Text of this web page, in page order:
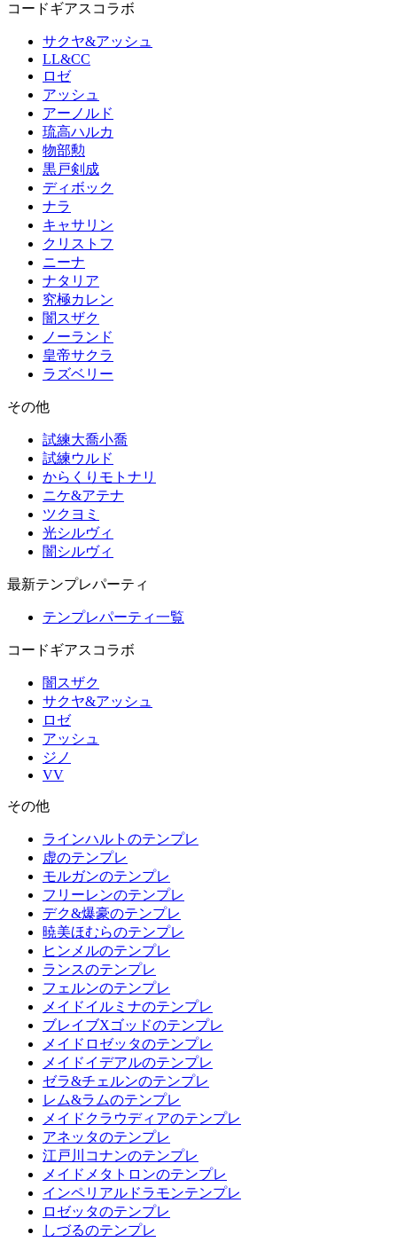
コードギアスコラボ
サクヤ&アッシュ
LL&CC
ロゼ
アッシュ
アーノルド
琉高ハルカ
物部勲
黒戸剣成
ディボック
ナラ
キャサリン
クリストフ
ニーナ
ナタリア
究極カレン
闇スザク
ノーランド
皇帝サクラ
ラズベリー
その他
試練大喬小喬
試練ウルド
からくりモトナリ
ニケ&アテナ
ツクヨミ
光シルヴィ
闇シルヴィ
最新テンプレパーティ
テンプレパーティ一覧
コードギアスコラボ
闇スザク
サクヤ&アッシュ
ロゼ
アッシュ
ジノ
VV
その他
ラインハルトのテンプレ
虚のテンプレ
モルガンのテンプレ
フリーレンのテンプレ
デク&爆豪のテンプレ
暁美ほむらのテンプレ
ヒンメルのテンプレ
ランスのテンプレ
フェルンのテンプレ
メイドイルミナのテンプレ
ブレイブXゴッドのテンプレ
メイドロゼッタのテンプレ
メイドイデアルのテンプレ
ゼラ&チェルンのテンプレ
レム&ラムのテンプレ
メイドクラウディアのテンプレ
アネッタのテンプレ
江戸川コナンのテンプレ
メイドメタトロンのテンプレ
インペリアルドラモンテンプレ
ロゼッタのテンプレ
しづるのテンプレ